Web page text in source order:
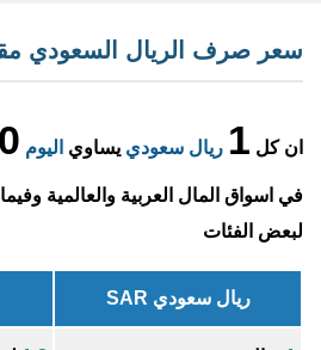
سعر صرف الريال السعودي
ان كل 1 ريال سعودي يساوي اليوم
في اسواق المال العربية والعالمية
لبعض الفئات
ريال سعودي SAR